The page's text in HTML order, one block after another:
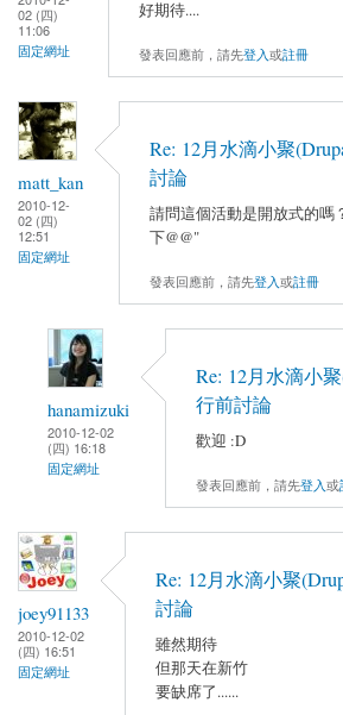
02 (四)
11:06
固定網址
好期待....
發表回應前，請先登入或註冊
matt_kan
2010-12-
02 (四)
12:51
固定網址
Re: 12月水滴小聚
討論
請問這個活動是開放式的嗎
下@@"
發表回應前，請先登入或註冊
hanamizuki
2010-12-02
(四) 16:18
固定網址
Re: 12月水滴小
行前討論
歡迎 :D
發表回應前，請先登入或
joey91133
2010-12-02
(四) 16:51
固定網址
Re: 12月水滴小聚
討論
雖然期待
但那天在新竹
要缺席了......